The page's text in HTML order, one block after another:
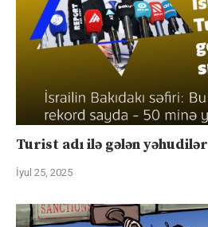
Turist adı ilə gələn yəhudilər
İyul 25, 2025